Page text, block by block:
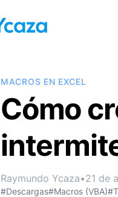
MACROS EN EXCEL
Cómo
Raymundo Ycaza•21 de
#Descargas#Macros (VBA)